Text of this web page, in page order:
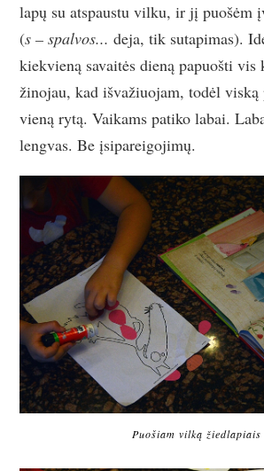
lapų su atspaustu vilku, ir jį
(s – spalvos... deja, tik sutapimas).
kiekvieną savaitės dieną papuošti vis
žinojau, kad išvažiuojam, todėl viską
vieną rytą. Vaikams patiko labai.
lengvas. Be įsipareigojimų.
Puošiam vilką žiedlapiais